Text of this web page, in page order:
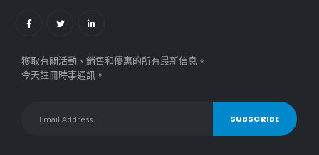
獲取有關活動、銷售和優惠的所有最新信息。
今天註冊時事通訊。